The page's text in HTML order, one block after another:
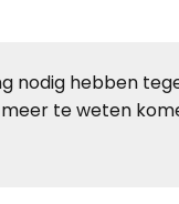
nodig hebben
te weten